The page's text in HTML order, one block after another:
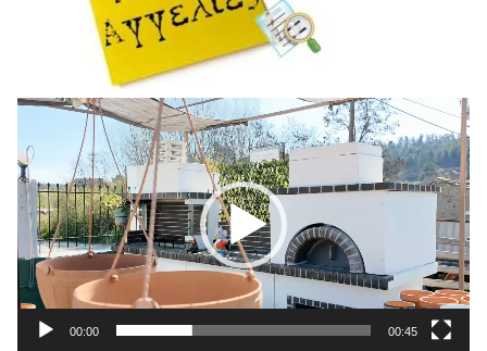
Πρόγραμμα
Αναπαραγωγής
Βίντεο
00:00 00:45